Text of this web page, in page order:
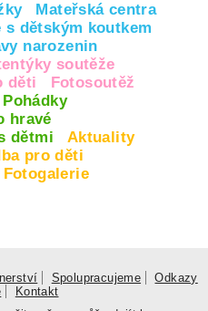
Mateřská centra
s dětským koutkem
narozenin
soutěže
děti
Fotosoutěž
Pohádky
hravé
dětmi
Aktuality
pro děti
Fotogalerie
Spolupracujeme
Odkazy
Kontakt